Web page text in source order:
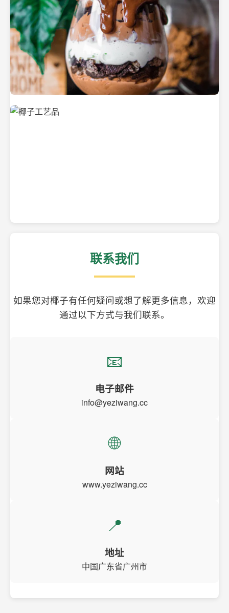
美味的椰子食品
联系我们
如果您对椰子有任何疑问或想了解更多信息，欢迎
通过以下方式与我们联系。
📧
电子邮件
info@yeziwang.cc
🌐
网站
www.yeziwang.cc
📍
地址
中国广东省广州市